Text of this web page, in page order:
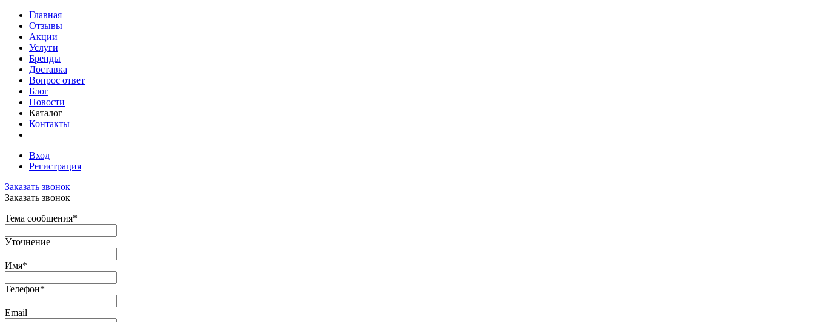
Главная
Отзывы
Акции
Услуги
Бренды
Доставка
Вопрос ответ
Блог
Новости
Каталог
Контакты
Вход
Регистрация
Заказать звонок
Заказать звонок
Тема сообщения*
Уточнение
Имя*
Телефон*
Email